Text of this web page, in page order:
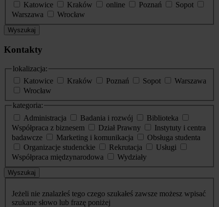
Katowice
Kraków online Poznań
Sopot
Warszawa
Wrocław
Wyszukaj
Kontakty
lokalizacja:
Katowice
Kraków Poznań Sopot
Warszawa
Wrocław
kategoria:
Administracja
Badania i rozwój
Biblioteka
Współpraca z biznesem
Dział Prawny
Instytuty i centra
badawcze
Marketing i komunikacja
Obsługa studenta
Organizacje studenckie
Rekrutacja
Usługi
Współpraca międzynarodowa
Wydziały
Wyszukaj
Jeżeli nie znalazłeś tego czego szukałeś zawsze możesz wpisać
szukane słowo lub frazę poniżej